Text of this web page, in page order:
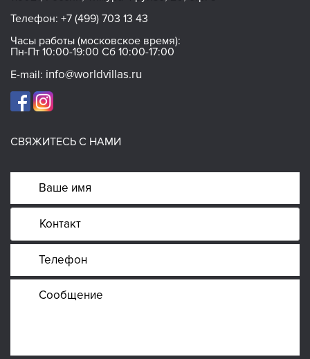
Телефон: +7 (499) 703 13 43
Часы работы (московское время):
Пн-Пт 10:00-19:00 Сб 10:00-17:00
E-mail: info@worldvillas.ru
СВЯЖИТЕСЬ С НАМИ